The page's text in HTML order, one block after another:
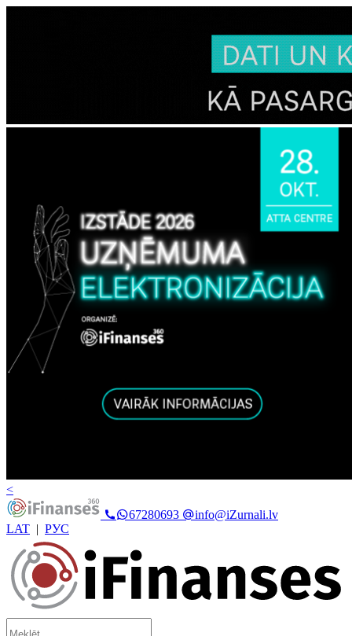
<
67280693
info@iZurnali.lv
LAT | РУС